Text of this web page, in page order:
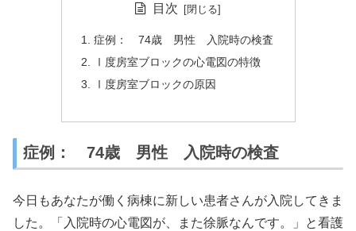
目次
症例： 74歳 男性 入院時の検査
Ⅰ度房室ブロックの心電図の特徴
Ⅰ度房室ブロックの原因
症例： 74歳 男性 入院時の検査
今日もあなたが働く病棟に新しい患者さんが入院してきま
した。「入院時の心電図が、また徐脈なんです。」と看護